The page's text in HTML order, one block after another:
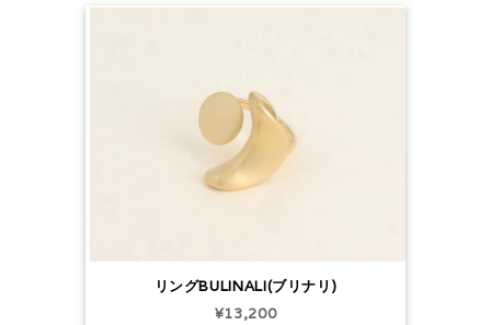
リングBULINALI(ブリナリ)
¥13,200